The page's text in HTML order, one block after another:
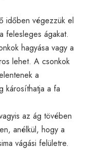
időben végezzük el
felesleges ágakat.
hagyása vagy a
lehet. A csonkok
a
károsíthatja a fa
az ág tövében
anélkül, hogy a
vágási felületre.